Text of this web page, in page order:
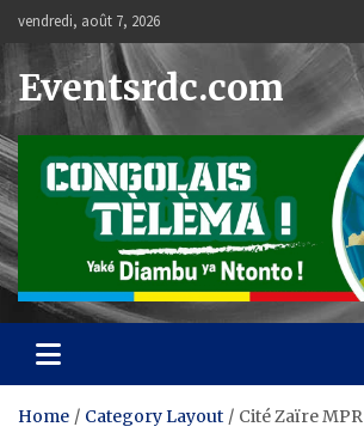
content
vendredi, août 7, 2026
Eventsrdc.com
Home Category Layout Cité Zaïre MPR